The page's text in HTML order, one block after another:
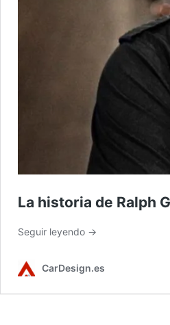
La historia de Ralph
Seguir leyendo →
CarDesign.es